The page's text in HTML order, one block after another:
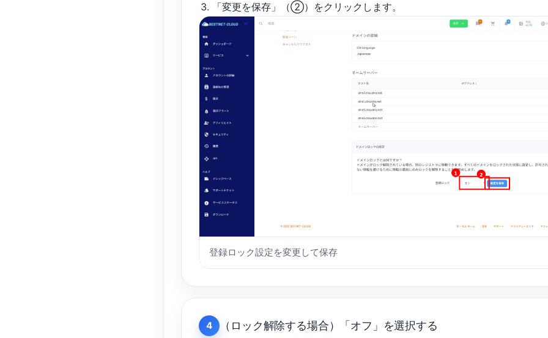
「変更を保存」（②）をクリックします。
登録ロック設定を変更して保存
4 （ロック解除する場合）「オフ」を選択する